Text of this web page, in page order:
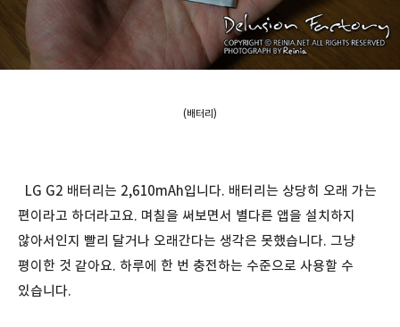
(배터리)
LG G2 배터리는 2,610mAh입니다. 배터리는 상당히 오래 가는
편이라고 하더라고요. 며칠을 써보면서 별다른 앱을 설치하지
않아서인지 빨리 달거나 오래간다는 생각은 못했습니다. 그냥
평이한 것 같아요. 하루에 한 번 충전하는 수준으로 사용할 수
있습니다.